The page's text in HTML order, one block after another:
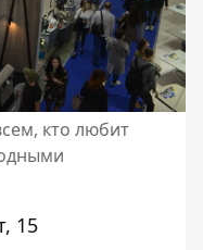
кто любит
15